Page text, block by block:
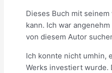
Dieses Buch mit
kann. Ich war
von diesem Autor
Ich konnte nicht umhin,
Werks investiert wurde.